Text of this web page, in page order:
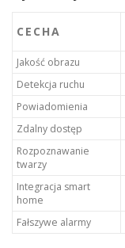
CECHA
Jakość obrazu
Detekcja ruchu
Powiadomienia
Zdalny dostęp
Rozpoznawanie
twarzy
Integracja smart
home
Fałszywe alarmy